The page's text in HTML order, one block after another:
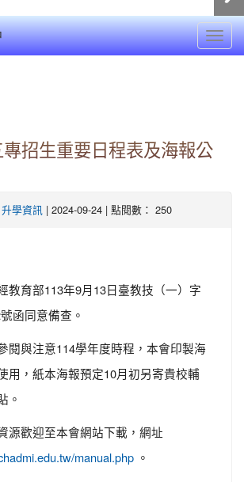
專招生重要日程表及海報公
升學資訊 | 2024-09-24 | 點閱數： 250
教育部113年9月13日臺教技（一）字
函同意備查。
閱與注意114學年度時程，本會印製海
用，紙本海報預定10月初另寄貴校輔
。
源歡迎至本會網站下載，網址
manual.php 。